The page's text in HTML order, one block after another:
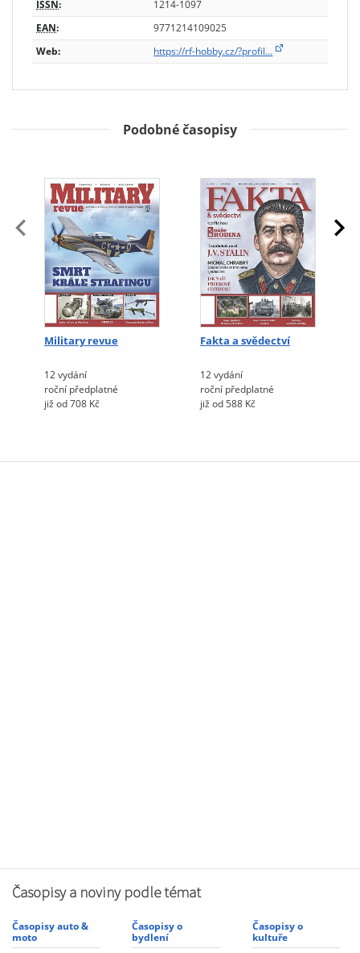
ISSN:
1214-1097
EAN:
9771214109025
Web:
https://rf-hobby.cz/?profil…
Podobné časopisy
Military revue
12 vydání
roční předplatné
již od 708 Kč
Fakta a svědectví
12 vydání
roční předplatné
již od 588 Kč
Časopisy a noviny podle témat
Časopisy auto &
moto
Časopisy o
bydlení
Časopisy o
kultuře